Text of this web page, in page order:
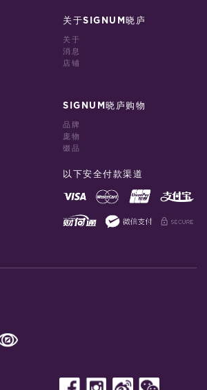
关于SIGNUM晓庐
关于
消息
店铺
SIGNUM晓庐购物
品牌
庞物
缀品
以下安全付款渠道